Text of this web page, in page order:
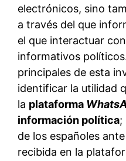
electrónicos, sino
a través del que
el que interactuar
informativos
principales de esta
identificar la utilidad
la plataforma
información política;
de los españoles
recibida en la